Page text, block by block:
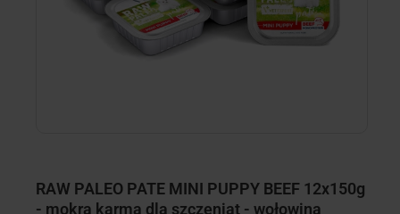
RAW PALEO PATE MINI PUPPY BEEF 12x150g
- mokra karma dla szczeniąt - wołowina